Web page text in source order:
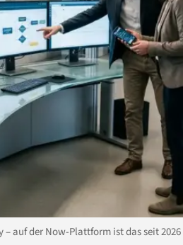
auf der Now-Plattform ist das seit